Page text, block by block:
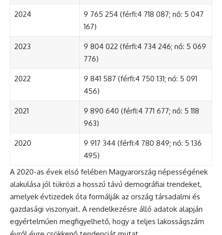
2024
9 765 254 (férfi:4 718 087; nő: 5 047
167)
2023
9 804 022 (férfi:4 734 246; nő: 5 069
776)
2022
9 841 587 (férfi:4 750 131; nő: 5 091
456)
2021
9 890 640 (férfi:4 771 677; nő: 5 118
963)
2020
9 917 344 (férfi:4 780 849; nő: 5 136
495)
A 2020-as évek első felében Magyarország népességének
alakulása jól tükrözi a hosszú távú demográfiai trendeket,
amelyek évtizedek óta formálják az ország társadalmi és
gazdasági viszonyait. A rendelkezésre álló adatok alapján
egyértelműen megfigyelhető, hogy a teljes lakosságszám